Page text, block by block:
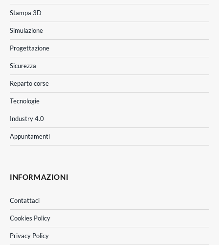
Stampa 3D
Simulazione
Progettazione
Sicurezza
Reparto corse
Tecnologie
Industry 4.0
Appuntamenti
INFORMAZIONI
Contattaci
Cookies Policy
Privacy Policy